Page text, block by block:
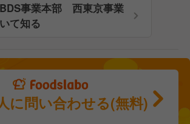
事業本部 西東京事業
て知る
に問い合わせる(無料)